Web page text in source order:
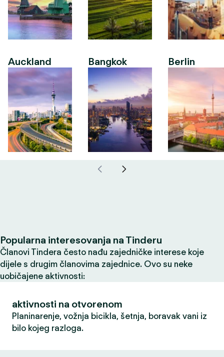
Auckland Bangkok Berlin
Popularna interesovanja na Tinderu
Članovi Tindera često nađu zajedničke interese koje
dijele s drugim članovima zajednice. Ovo su neke
uobičajene aktivnosti:
aktivnosti na otvorenom
Planinarenje, vožnja bicikla, šetnja, boravak vani iz
bilo kojeg razloga.